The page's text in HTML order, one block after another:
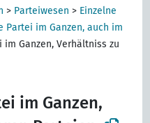
> Parteiwesen > Einzelne
Partei im Ganzen, auch im
im Ganzen, Verhältniss zu
im Ganzen,